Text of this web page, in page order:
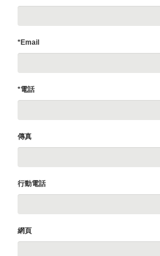
*Email
*電話
傳真
行動電話
網頁